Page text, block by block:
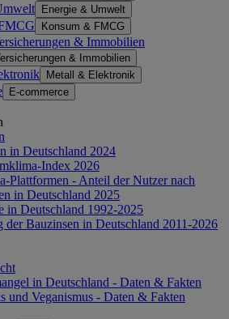
Energie & Umwelt
Konsum & FMCG
& Immobilien
& Immobilien
Metall & Elektronik
E-commerce
in Deutschland 2024
Index 2026
Plattformen - Anteil der Nutzer nach
in Deutschland 2025
in Deutschland 1992-2025
Bauzinsen in Deutschland 2011-2026
in Deutschland - Daten & Fakten
und Veganismus - Daten & Fakten